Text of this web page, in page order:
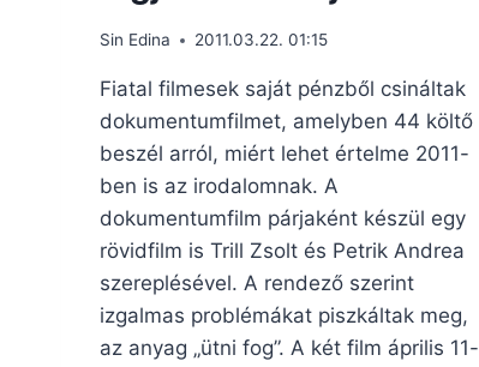
Sin Edina 2011.03.22. 01:15
Fiatal filmesek saját pénzből csináltak
dokumentumfilmet, amelyben 44 költő
beszél arról, miért lehet értelme 2011-
ben is az irodalomnak. A
dokumentumfilm párjaként készül egy
rövidfilm is Trill Zsolt és Petrik Andrea
szereplésével. A rendező szerint
izgalmas problémákat piszkáltak meg,
az anyag „ütni fog”. A két film április 11-